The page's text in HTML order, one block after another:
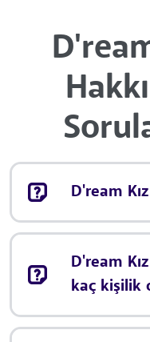
D'ream
D'ream
kaç kişilik